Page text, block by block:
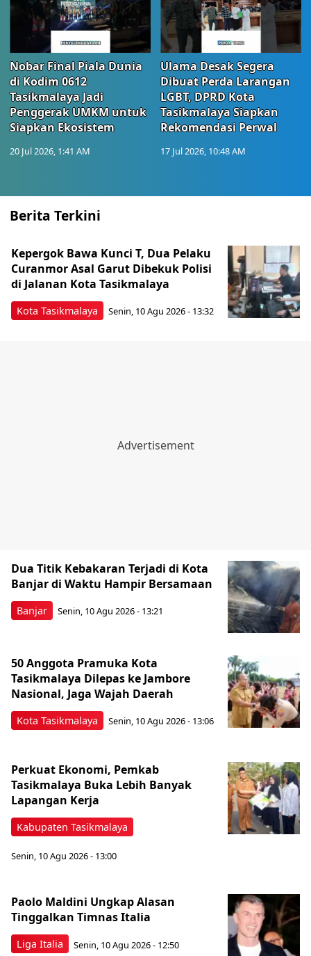
Nobar Final Piala Dunia
di Kodim 0612
Tasikmalaya Jadi
Penggerak UMKM untuk
Siapkan Ekosistem
20 Jul 2026, 1:41 AM
Ulama Desak Segera
Dibuat Perda Larangan
LGBT, DPRD Kota
Tasikmalaya Siapkan
Rekomendasi Perwal
17 Jul 2026, 10:48 AM
Berita Terkini
Kota Tasikmalaya
Kepergok Bawa Kunci T, Dua Pelaku
Curanmor Asal Garut Dibekuk Polisi
di Jalanan Kota Tasikmalaya
Senin, 10 Agu 2026 - 13:32
Banjar
Dua Titik Kebakaran Terjadi di Kota
Banjar di Waktu Hampir Bersamaan
Senin, 10 Agu 2026 - 13:21
Kota Tasikmalaya
50 Anggota Pramuka Kota
Tasikmalaya Dilepas ke Jambore
Nasional, Jaga Wajah Daerah
Senin, 10 Agu 2026 - 13:06
Kabupaten Tasikmalaya
Perkuat Ekonomi, Pemkab
Tasikmalaya Buka Lebih Banyak
Lapangan Kerja
Senin, 10 Agu 2026 - 13:00
Liga Italia
Paolo Maldini Ungkap Alasan
Tinggalkan Timnas Italia
Senin, 10 Agu 2026 - 12:50